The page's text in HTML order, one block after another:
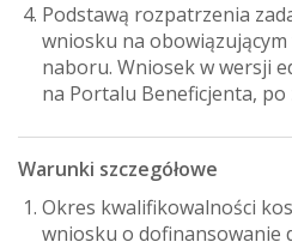
Podstawą rozpatrzenia
wniosku na
naboru. Wniosek w wersji
na Portalu Beneficjenta,
Warunki szczegółowe
Okres kwalifikowalności
wniosku o dofinansowanie